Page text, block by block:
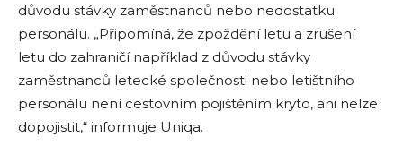
důvodu stávky zaměstnanců nebo nedostatku
personálu. „Připomíná, že zpoždění letu a zrušení
letu do zahraničí například z důvodu stávky
zaměstnanců letecké společnosti nebo letištního
personálu není cestovním pojištěním kryto, ani nelze
dopojistit,“ informuje Uniqa.